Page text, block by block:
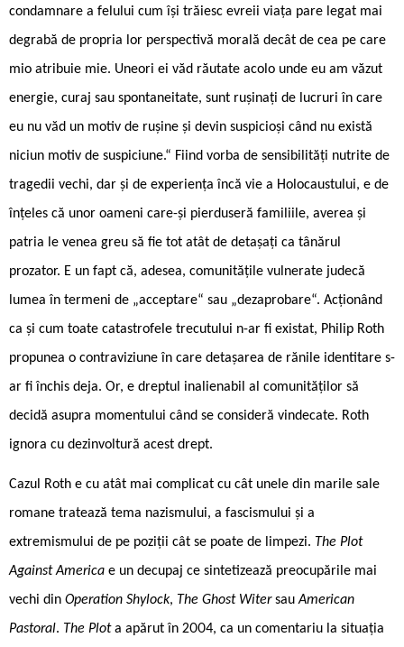
condamnare a felului cum își trăiesc evreii viața pare legat mai
degrabă de propria lor perspectivă morală decât de cea pe care
mio atribuie mie. Uneori ei văd răutate acolo unde eu am văzut
energie, curaj sau spontaneitate, sunt rușinați de lucruri în care
eu nu văd un motiv de rușine și devin suspicioși când nu există
niciun motiv de suspiciune.“ Fiind vorba de sensibilități nutrite de
tragedii vechi, dar și de experiența încă vie a Holocaustului, e de
înțeles că unor oameni care-și pierduseră familiile, averea și
patria le venea greu să fie tot atât de detașați ca tânărul
prozator. E un fapt că, adesea, comunitățile vulnerate judecă
lumea în termeni de „acceptare“ sau „dezaprobare“. Acționând
ca și cum toate catastrofele trecutului n-ar fi existat, Philip Roth
propunea o contraviziune în care detașarea de rănile identitare s-
ar fi închis deja. Or, e dreptul inalienabil al comunităților să
decidă asupra momentului când se consideră vindecate. Roth
ignora cu dezinvoltură acest drept.
Cazul Roth e cu atât mai complicat cu cât unele din marile sale
romane tratează tema nazismului, a fascismului și a
extremismului de pe poziții cât se poate de limpezi. The Plot
Against America e un decupaj ce sintetizează preocupările mai
vechi din Operation Shylock, The Ghost WitersauAmerican
Pastoral. The Plota apărut în 2004, ca un comentariu la situația